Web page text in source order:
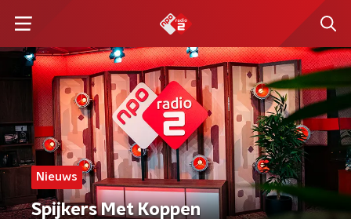
Nieuws
Spijkers Met Koppen